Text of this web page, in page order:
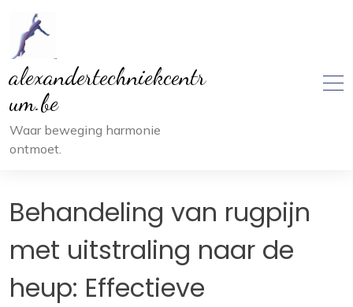
inhoud
alexandertechniekcentr
um.be
Waar beweging harmonie
ontmoet.
Behandeling van rugpijn
met uitstraling naar de
heup: Effectieve